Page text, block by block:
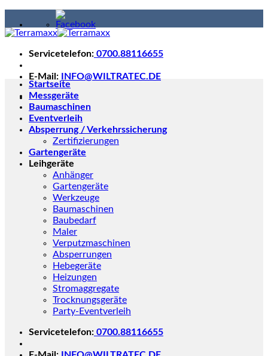
to
content
Servicetelefon: 0700.88116655
E-Mail:
INFO@WILTRATEC.DE
Startseite
Messgeräte
Baumaschinen
Eventverleih
Absperrung / Verkehrssicherung
Zertifizierungen
Gartengeräte
Leihgeräte
Anhänger
Gartengeräte
Werkzeuge
Baumaschinen
Baubedarf
Maler
Verputzmaschinen
Absperrungen
Hebegeräte
Heizungen
Stromaggregate
Trocknungsgeräte
Party-Eventverleih
Servicetelefon: 0700.88116655